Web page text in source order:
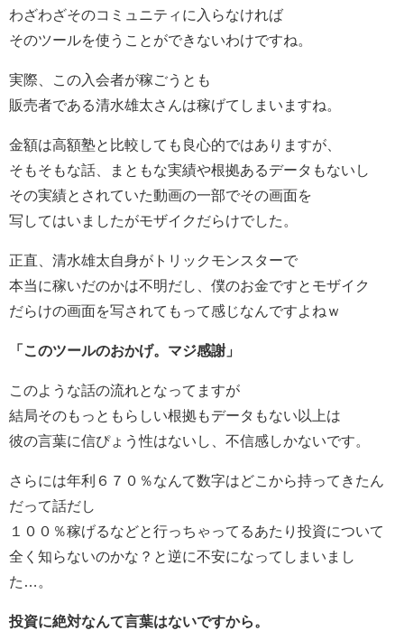
わざわざそのコミュニティに入らなければ
そのツールを使うことができないわけですね。
実際、この入会者が稼ごうとも
販売者である清水雄太さんは稼げてしまいますね。
金額は高額塾と比較しても良心的ではありますが、
そもそもな話、まともな実績や根拠あるデータもないし
その実績とされていた動画の一部でその画面を
写してはいましたがモザイクだらけでした。
正直、清水雄太自身がトリックモンスターで
本当に稼いだのかは不明だし、僕のお金ですとモザイク
だらけの画面を写されてもって感じなんですよねｗ
「このツールのおかげ。マジ感謝」
このような話の流れとなってますが
結局そのもっともらしい根拠もデータもない以上は
彼の言葉に信ぴょう性はないし、不信感しかないです。
さらには年利６７０％なんて数字はどこから持ってきたん
だって話だし
１００％稼げるなどと行っちゃってるあたり投資について
全く知らないのかな？と逆に不安になってしまいまし
た…。
投資に絶対なんて言葉はないですから。